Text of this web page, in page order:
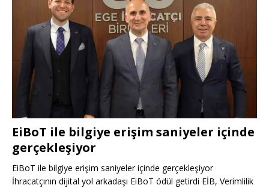
EiBoT ile bilgiye erişim saniyeler içinde
gerçekleşiyor
EiBoT ile bilgiye erişim saniyeler içinde gerçekleşiyor
İhracatçının dijital yol arkadaşı EiBoT ödül getirdi EİB, Verimlilik